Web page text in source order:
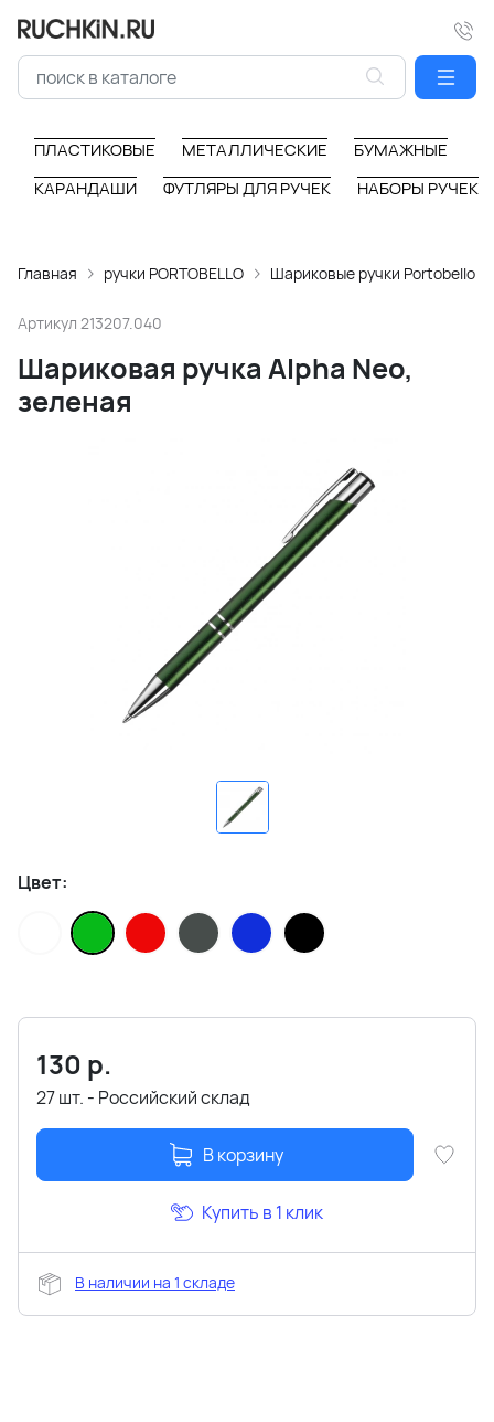
ПЛАСТИКОВЫЕ МЕТАЛЛИЧЕСКИЕ
БУМАЖНЫЕ
КАРАНДАШИ
ФУТЛЯРЫ ДЛЯ РУЧЕК НАБОРЫ РУЧЕК
Главная ручки PORTOBELLO Шариковые ручки Portobello
Артикул 213207.040
Шариковая ручка Alpha Neo,
зеленая
Цвет:
130 р.
27 шт. - Российский склад
В корзину
Купить в 1 клик
В наличии на 1 складе